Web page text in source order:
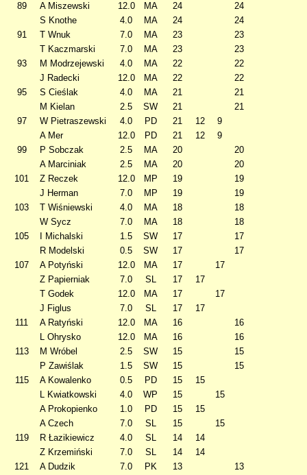
89
A Miszewski 12.0 MA 24
24
S Knothe
4.0 MA 24
24
91
T Wnuk 7.0 MA 23
23
T Kaczmarski
7.0 MA 23
23
93
M Modrzejewski 4.0 MA 22
22
J Radecki
12.0 MA 22
22
95
S Cieślak 4.0 MA 21
21
M Kielan
2.5 SW 21
21
97
W Pietraszewski 4.0 PD 21 12
9
A Mer
12.0 PD 21 12
9
99
P Sobczak 2.5 MA 20
20
A Marciniak
2.5 MA 20
20
101
Z Reczek 12.0 MP 19
19
J Herman
7.0 MP 19
19
103
T Wiśniewski 4.0 MA 18
18
W Sycz
7.0 MA 18
18
105
I Michalski 1.5 SW 17
17
R Modelski
0.5 SW 17
17
107
A Potyński 12.0 MA 17
17
Z Papierniak
7.0 SL 17
17
T Godek
12.0 MA 17
17
J Figlus
7.0 SL 17
17
111
A Ratyński 12.0 MA 16
16
L Ohrysko
12.0 MA 16
16
113
M Wróbel 2.5 SW 15
15
P Zawiślak
1.5 SW 15
15
115
A Kowalenko 0.5 PD 15
15
L Kwiatkowski
4.0 WP 15
15
A Prokopienko
1.0 PD 15
15
A Czech
7.0 SL 15
15
119
R Łazikiewicz 4.0 SL 14
14
Z Krzemiński
7.0 SL 14
14
121
A Dudzik 7.0 PK 13 13